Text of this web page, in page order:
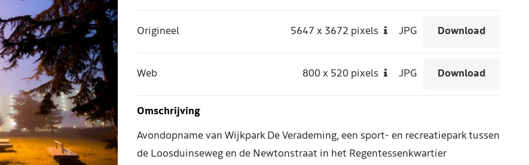
Origineel 5647x 3672 pixels JPG Download
Web 800x 520 pixels JPG Download
Omschrijving
Avondopname van Wijkpark De Verademing, een sport- en recreatiepark tussen
de Loosduinseweg en de Newtonstraat in het Regentessenkwartier